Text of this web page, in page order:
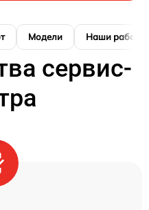
Модели Наши работы
сервис-